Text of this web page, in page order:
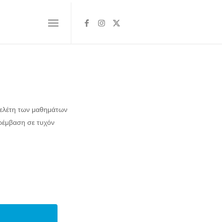
των μαθημάτων
σε τυχόν